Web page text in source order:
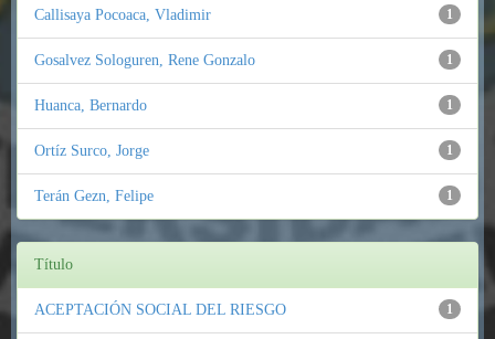
1
Callisaya Pocoaca, Vladimir
1
Gosalvez Sologuren, Rene Gonzalo
1
Huanca, Bernardo
1
Ortíz Surco, Jorge
1
Terán Gezn, Felipe
Título
1
ACEPTACIÓN SOCIAL DEL RIESGO